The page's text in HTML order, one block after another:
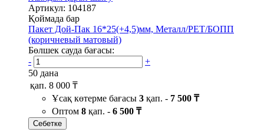
Артикул: 104187
Қоймада бар
Пакет Дой-Пак 16*25(+4,5)мм, Металл/PET/БОПП
(коричневый матовый)
Бөлшек сауда бағасы:
-
+
50 дана
қап. 8 000 ₸
Ұсақ көтерме бағасы 3 қап. - 7 500 ₸
Оптом 8 қап. - 6 500 ₸
Себетке